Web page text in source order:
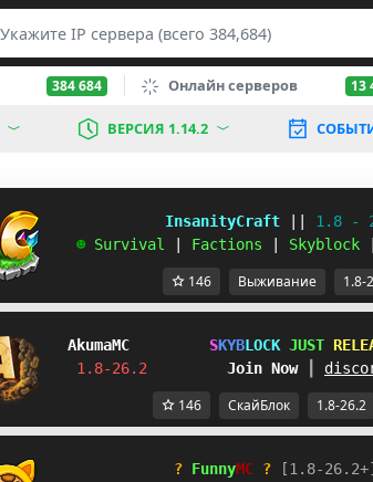
384 684 Онлайн серверов 13
ВЕРСИЯ 1.14.2
InsanityCraft
1.8 -
☻ Survival Factions Skyblock
146 Выживание 1.8-
AkumaMC SKYBL OCK JUST REL E
1.8-26.2 Join Now
146 СкайБлок 1.8-26.2
? FunnyMC ? [1 . 8-26. 2+]